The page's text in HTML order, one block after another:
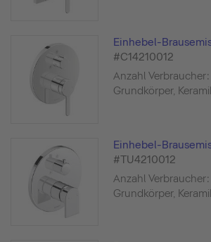
Einhebel-
#C14210012
Anzahl
Grundkörper,
Einhebel-
#TU4210012
Anzahl
Grundkörper,